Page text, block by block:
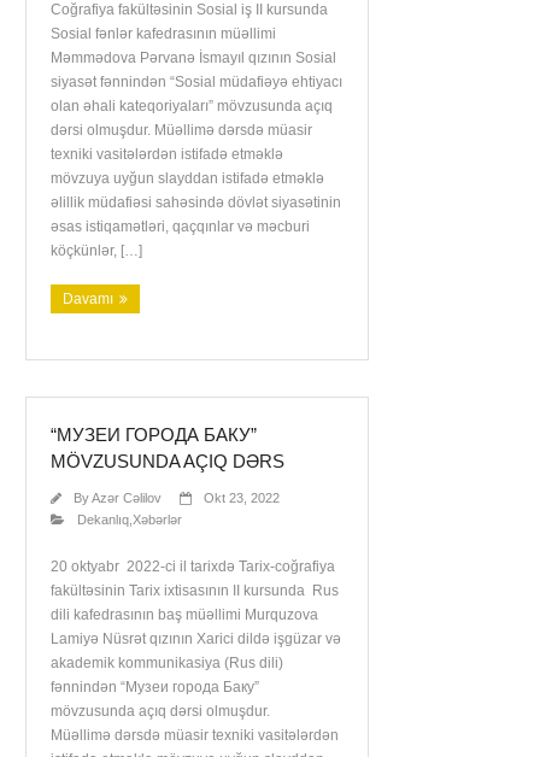
Coğrafiya fakültəsinin Sosial iş II kursunda
Sosial fənlər kafedrasının müəllimi
Məmmədova Pərvanə İsmayıl qızının Sosial
siyasət fənnindən “Sosial müdafiəyə ehtiyacı
olan əhali kateqoriyaları” mövzusunda açıq
dərsi olmuşdur. Müəllimə dərsdə müasir
texniki vasitələrdən istifadə etməklə
mövzuya uyğun slayddan istifadə etməklə
əlillik müdafiəsi sahəsində dövlət siyasətinin
əsas istiqamətləri, qaçqınlar və məcburi
köçkünlər, […]
Davamı
“МУЗЕИ ГОРОДА БАКУ”
MÖVZUSUNDA AÇIQ DƏRS
ByAzər Cəlilov
Okt 23, 2022
Dekanlıq,Xəbərlər
20 oktyabr 2022-ci il tarixdə Tarix-coğrafiya
fakültəsinin Tarix ixtisasının II kursunda Rus
dili kafedrasının baş müəllimi Murquzova
Lamiyə Nüsrət qızının Xarici dildə işgüzar və
akademik kommunikasiya (Rus dili)
fənnindən “Музеи города Баку”
mövzusunda açıq dərsi olmuşdur.
Müəllimə dərsdə müasir texniki vasitələrdən